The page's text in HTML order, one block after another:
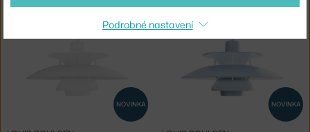
NOVINKA NOVINKA
Podrobné nastavení